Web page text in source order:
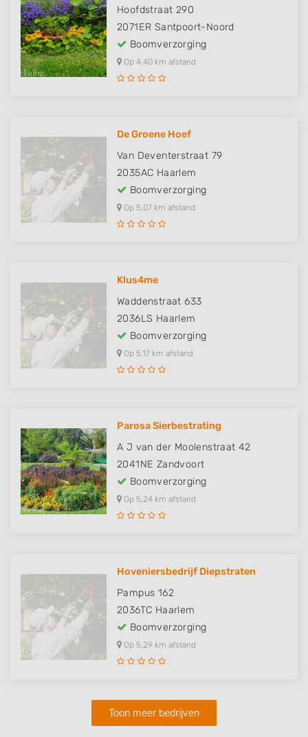
Hoofdstraat 290
2071ER Santpoort-Noord
Boomverzorging
Op 4,40 km afstand
De Groene Hoef
Van Deventerstraat 79
2035AC Haarlem
Boomverzorging
Op 5,07 km afstand
Klus4me
Waddenstraat 633
2036LS Haarlem
Boomverzorging
Op 5,17 km afstand
Parosa Sierbestrating
A J van der Moolenstraat 42
2041NE Zandvoort
Boomverzorging
Op 5,24 km afstand
Hoveniersbedrijf Diepstraten
Pampus 162
2036TC Haarlem
Boomverzorging
Op 5,29 km afstand
Toon meer bedrijven